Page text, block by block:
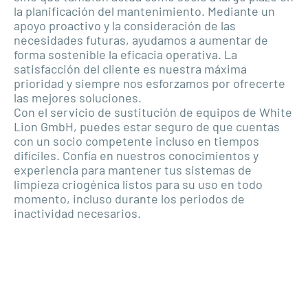
la planificación del mantenimiento. Mediante un
apoyo proactivo y la consideración de las
necesidades futuras, ayudamos a aumentar de
forma sostenible la eficacia operativa. La
satisfacción del cliente es nuestra máxima
prioridad y siempre nos esforzamos por ofrecerte
las mejores soluciones.
Con el servicio de sustitución de equipos de White
Lion GmbH, puedes estar seguro de que cuentas
con un socio competente incluso en tiempos
difíciles. Confía en nuestros conocimientos y
experiencia para mantener tus sistemas de
limpieza criogénica listos para su uso en todo
momento, incluso durante los periodos de
inactividad necesarios.